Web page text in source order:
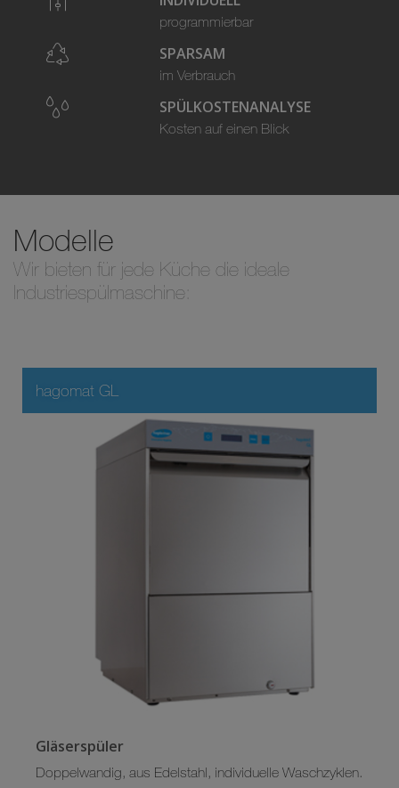
programmierbar
SPARSAM
im Verbrauch
SPÜLKOSTENANALYSE
Kosten auf einen Blick
Modelle
Wir bieten für jede Küche die ideale
Industriespülmaschine:
hagomat GL
Gläserspüler
Doppelwandig, aus Edelstahl, individuelle Waschzyklen.